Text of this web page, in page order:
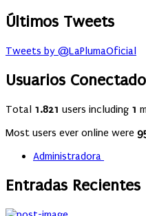
Últimos Tweets
Tweets by @LaPlumaOficial
Usuarios
Total 1.821 users including 1
Most users ever online were
Administradora
Entradas Recientes